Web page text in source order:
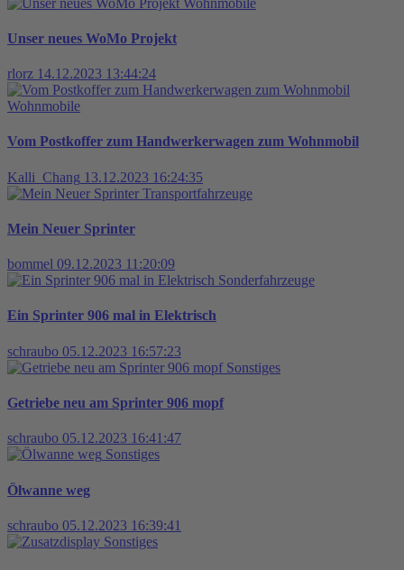
Unser neues WoMo Projekt
rlorz 14.12.2023 13:44:24
Wohnmobile
Vom Postkoffer zum Handwerkerwagen zum Wohnmobil
Kalli_Chang 13.12.2023 16:24:35
Transportfahrzeuge
Mein Neuer Sprinter
bommel 09.12.2023 11:20:09
Sonderfahrzeuge
Ein Sprinter 906 mal in Elektrisch
schraubo 05.12.2023 16:57:23
Sonstiges
Getriebe neu am Sprinter 906 mopf
schraubo 05.12.2023 16:41:47
Sonstiges
Ölwanne weg
schraubo 05.12.2023 16:39:41
Sonstiges